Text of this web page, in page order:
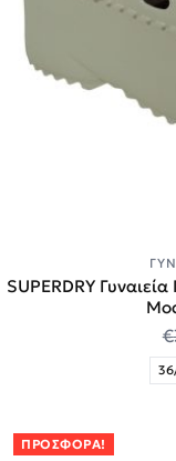
SUPERDRY
€
ΠΡΟΣΦΟΡΆ!